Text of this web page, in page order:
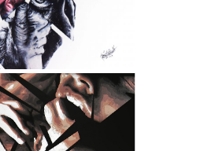
: Encres, Acrylique,
chimiques -
sur mesure en
authentique -